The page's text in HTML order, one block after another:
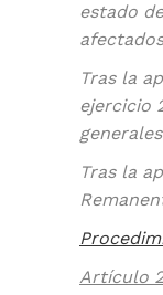
estado
Tras la
ejercicio
Tras la
Artículo